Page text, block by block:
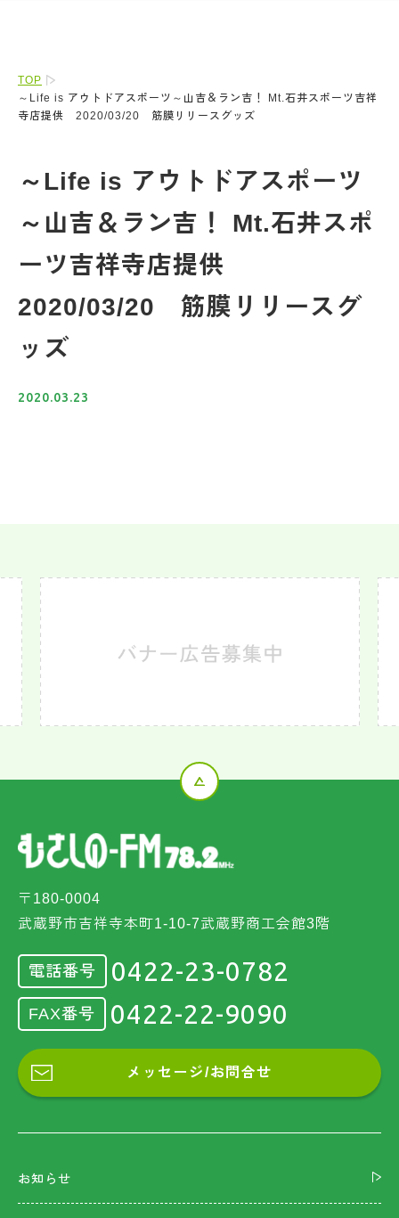
TOP
～Life is アウトドアスポーツ～山吉＆ラン吉！ Mt.石井スポーツ吉祥
寺店提供 2020/03/20 筋膜リリースグッズ
～Life is アウトドアスポーツ
～山吉＆ラン吉！ Mt.石井スポ
ーツ吉祥寺店提供
2020/03/20 筋膜リリースグ
ッズ
2020.03.23
〒180-0004
武蔵野市吉祥寺本町1-10-7武蔵野商工会館3階
電話番号 0422-23-0782
FAX番号 0422-22-9090
メッセージ/お問合せ
お知らせ